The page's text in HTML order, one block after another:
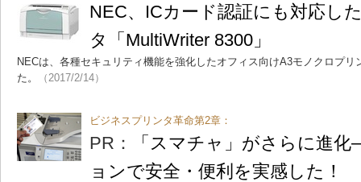
NEC、ICカード認証にも対応し
タ「MultiWriter 8300」
NECは、各種セキュリティ機能を強化したオフィス向けA3モノクロプ
た。
（2017/2/14）
ビジネスプリンタ革命第2章：
PR：
「スマチャ」がさらに進
ョンで安全・便利を実感した！